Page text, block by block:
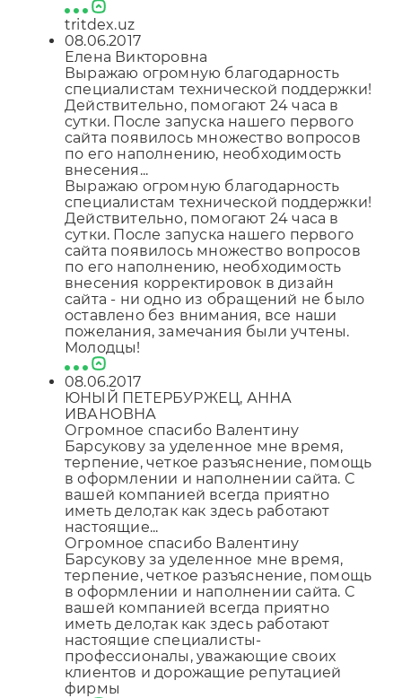
tritdex.uz
08.06.2017
Елена Викторовна
Выражаю огромную благодарность
специалистам технической поддержки!
Действительно, помогают 24 часа в
сутки. После запуска нашего первого
сайта появилось множество вопросов
по его наполнению, необходимость
внесения...
Выражаю огромную благодарность
специалистам технической поддержки!
Действительно, помогают 24 часа в
сутки. После запуска нашего первого
сайта появилось множество вопросов
по его наполнению, необходимость
внесения корректировок в дизайн
сайта - ни одно из обращений не было
оставлено без внимания, все наши
пожелания, замечания были учтены.
Молодцы!
08.06.2017
ЮНЫЙ ПЕТЕРБУРЖЕЦ, АННА
ИВАНОВНА
Огромное спасибо Валентину
Барсукову за уделенное мне время,
терпение, четкое разъяснение, помощь
в оформлении и наполнении сайта. С
вашей компанией всегда приятно
иметь дело,так как здесь работают
настоящие...
Огромное спасибо Валентину
Барсукову за уделенное мне время,
терпение, четкое разъяснение, помощь
в оформлении и наполнении сайта. С
вашей компанией всегда приятно
иметь дело,так как здесь работают
настоящие специалисты-
профессионалы, уважающие своих
клиентов и дорожащие репутацией
фирмы